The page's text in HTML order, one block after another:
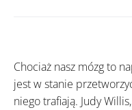
Chociaż nasz mózg to
jest w stanie
niego trafiają. Judy